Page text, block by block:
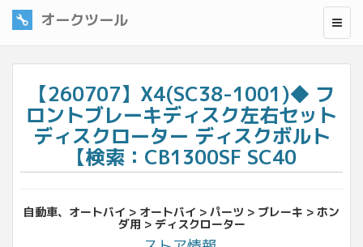
オークツール
【260707】X4(SC38-1001)◆ フ
ロントブレーキディスク左右セット
ディスクローター ディスクボルト
【検索：CB1300SF SC40
自動車、オートバイ > オートバイ > パーツ > ブレーキ > ホン
ダ用 > ディスクローター